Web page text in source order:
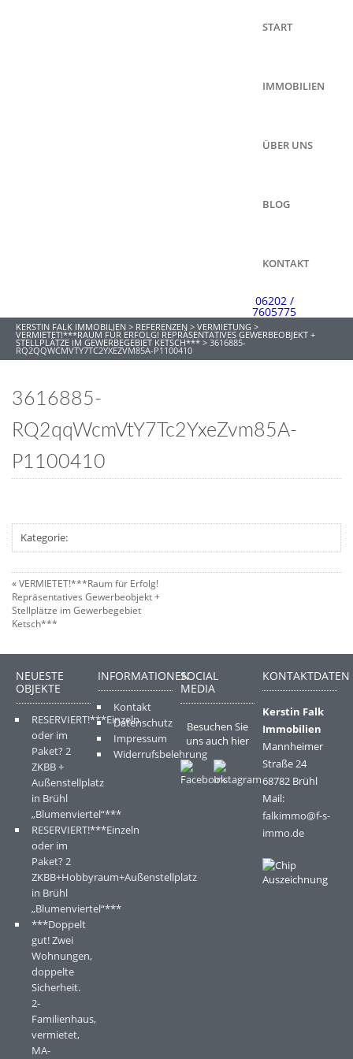
START
IMMOBILIEN
ÜBER UNS
BLOG
KONTAKT
06202 /
7605775
KERSTIN FALK IMMOBILIEN > REFERENZEN > VERMIETUNG >
VERMIETET!***RAUM FÜR ERFOLG! REPRÄSENTATIVES GEWERBEOBJEKT +
STELLPLÄTZE IM GEWERBEGEBIET KETSCH*** > 3616885-
RQ2QQWCMVTY7TC2YXEZVM85A-P1100410
3616885-
RQ2qqWcmVtY7Tc2YxeZvm85A-
P1100410
Kategorie:
«VERMIETET!***Raum für Erfolg!
Repräsentatives Gewerbeobjekt +
Stellplätze im Gewerbegebiet
Ketsch***
NEUESTE
OBJEKTE
RESERVIERT!***Einzeln
oder im
Paket? 2
ZKBB +
Außenstellplatz
in Brühl
„Blumenviertel“***
RESERVIERT!***Einzeln
oder im
Paket? 2
ZKBB+Hobbyraum+Außenstellplatz
in Brühl
„Blumenviertel“***
***Doppelt
gut! Zwei
Wohnungen,
doppelte
Sicherheit.
2-
Familienhaus,
vermietet,
MA-
INFORMATIONEN
Kontakt
Datenschutz
Impressum
Widerrufsbelehrung
SOCIAL
MEDIA
Besuchen Sie
uns auch hier
KONTAKTDATEN
Kerstin Falk
Immobilien
Mannheimer
Straße 24
68782 Brühl
Mail:
falkimmo@f-s-
immo.de